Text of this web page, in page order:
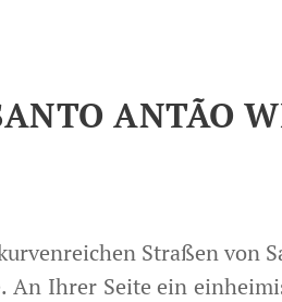
ANTÃO
Straßen von
An Ihrer Seite ein